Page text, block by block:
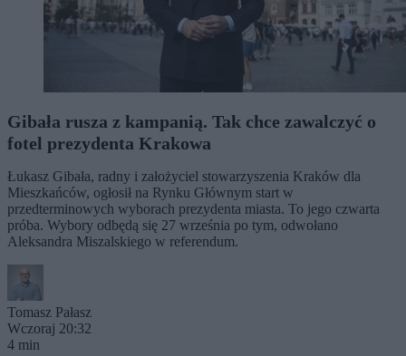
Gibała rusza z kampanią. Tak chce zawalczyć o
fotel prezydenta Krakowa
Łukasz Gibała, radny i założyciel stowarzyszenia Kraków dla
Mieszkańców, ogłosił na Rynku Głównym start w
przedterminowych wyborach prezydenta miasta. To jego czwarta
próba. Wybory odbędą się 27 września po tym, odwołano
Aleksandra Miszalskiego w referendum.
Tomasz Pałasz
Wczoraj 20:32
4 min